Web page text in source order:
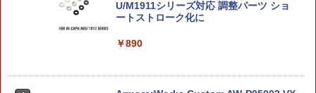
￥1,560
￥3,300
U/M1911シリーズ対応 調整パーツ ショ
ートストローク化に
￥890